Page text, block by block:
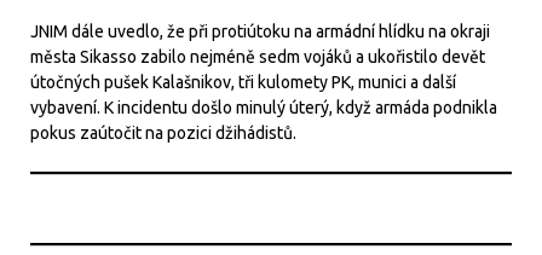
JNIM dále uvedlo, že při protiútoku na armádní hlídku na okraji
města Sikasso zabilo nejméně sedm vojáků a ukořistilo devět
útočných pušek Kalašnikov, tři kulomety PK, munici a další
vybavení. K incidentu došlo minulý úterý, když armáda podnikla
pokus zaútočit na pozici džihádistů.